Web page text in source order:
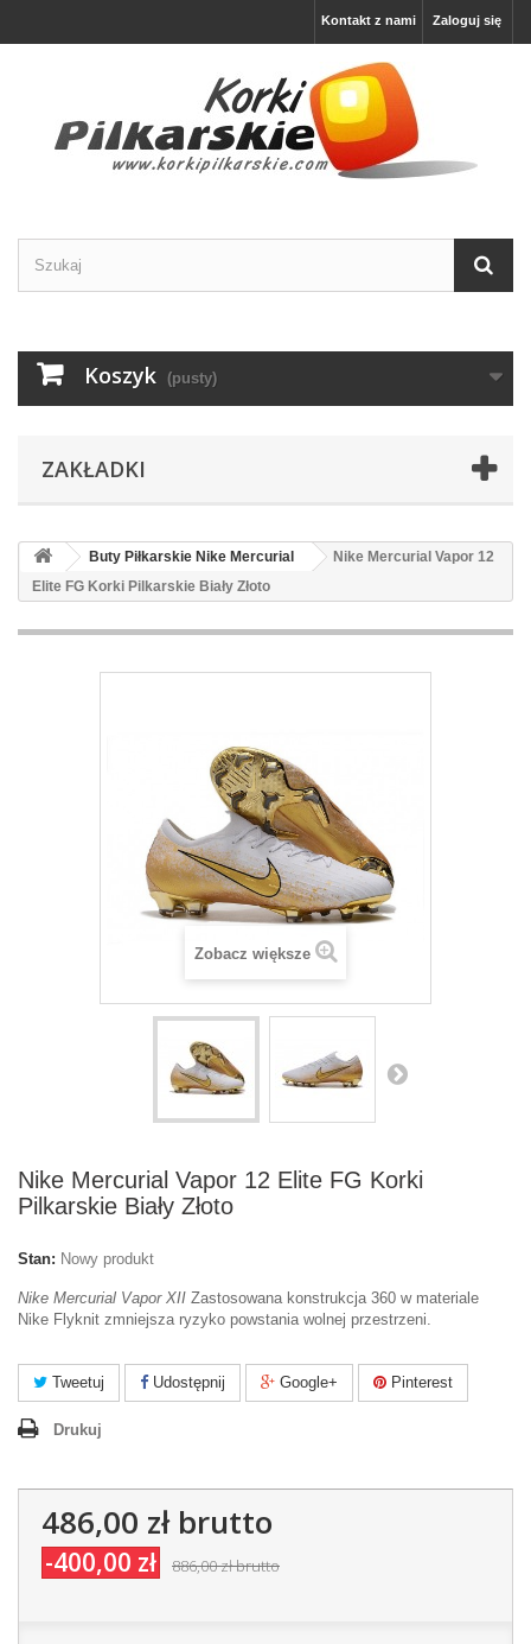
Zaloguj się
Kontakt z nami
Koszyk (pusty)
ZAKŁADKI
Buty Piłkarskie Nike Mercurial
Nike Mercurial Vapor 12
Elite FG Korki Pilkarskie Biały Złoto
Zobacz większe
Nike Mercurial Vapor 12 Elite FG Korki
Pilkarskie Biały Złoto
Stan: Nowy produkt
Nike Mercurial Vapor XII Zastosowana konstrukcja 360 w materiale
Nike Flyknit zmniejsza ryzyko powstania wolnej przestrzeni.
Tweetuj Udostępnij Google+ Pinterest
Drukuj
486,00 złbrutto
-400,00 zł 886,00 złbrutto